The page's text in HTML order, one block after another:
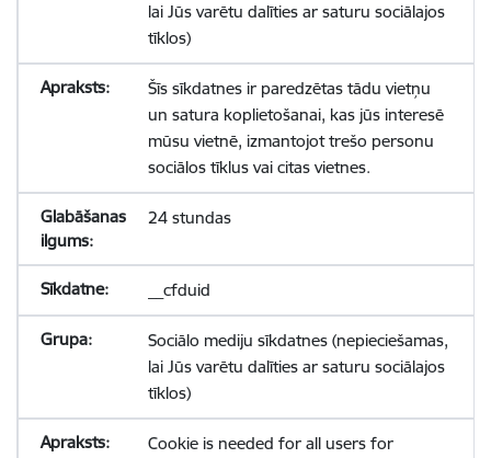
lai Jūs varētu dalīties ar saturu sociālajos
tīklos)
Šīs sīkdatnes ir paredzētas tādu vietņu
un satura koplietošanai, kas jūs interesē
mūsu vietnē, izmantojot trešo personu
sociālos tīklus vai citas vietnes.
24 stundas
__cfduid
Sociālo mediju sīkdatnes (nepieciešamas,
lai Jūs varētu dalīties ar saturu sociālajos
tīklos)
Cookie is needed for all users for